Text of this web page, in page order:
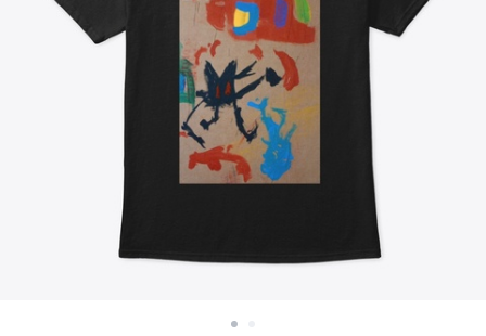
Venda em todo lugar
Venda qualquer coisa